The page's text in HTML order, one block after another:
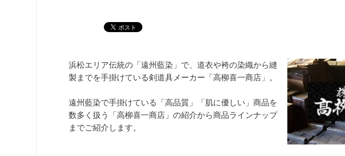
浜松エリア伝統の「遠州藍染」で、道衣や袴の染織から縫
製までを手掛けている剣道具メーカー「高柳喜一商店」。
遠州藍染で手掛けている「高品質」「肌に優しい」商品を
数多く扱う「高柳喜一商店」の紹介から商品ラインナップ
までご紹介します。